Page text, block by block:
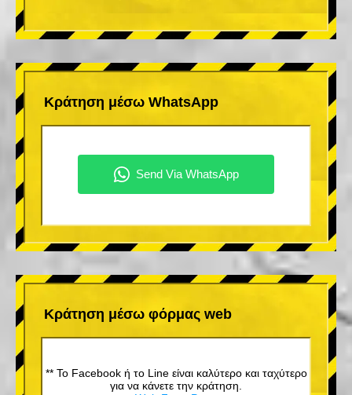
Κράτηση μέσω WhatsApp
Κράτηση μέσω φόρμας web
** Το Facebook ή το Line είναι καλύτερο και ταχύτερο
για να κάνετε την κράτηση.